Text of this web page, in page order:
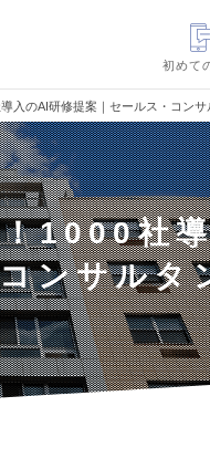
初めて
入のAI研修提案｜セールス・コン
1000社
ンサルタ